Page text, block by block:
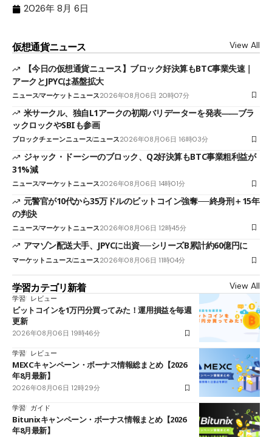
2026年 8月 6日
仮想通貨ニュース View All
【今日の仮想通貨ニュース】ブロック好決算もBTC事業失速｜
アークとJPYCは基盤拡大
ニュースマーケットニュース2026年08月06日 20時07分
米サークル、独自L1アークの初期バリデーターを発表――ブラ
ックロックやSBIも参画
ブロックチェーンニュースニュース2026年08月06日 16時03分
ジャック・ドーシーのブロック、Q2好決算もBTC事業粗利益が
31%減
ニュースマーケットニュース2026年08月06日 14時01分
元警官が10代から35万ドルのビットコイン強奪──終身刑＋15年
の判決
ニュースマーケットニュース2026年08月06日 12時45分
アマゾン配送大手、JPYCに出資──シリーズB累計約60億円に
マーケットニュースニュース2026年08月06日 11時04分
学習カテゴリ新着 View All
学習 レビュー
ビットコインを1万円分買ってみた！運用損益を毎週
更新
2026年08月06日 19時46分
学習 レビュー
MEXCキャンペーン・ボーナス情報総まとめ【2026
年8月最新】
2026年08月06日 12時29分
学習 ガイド
Bitunixキャンペーン・ボーナス情報まとめ【2026
年8月最新】